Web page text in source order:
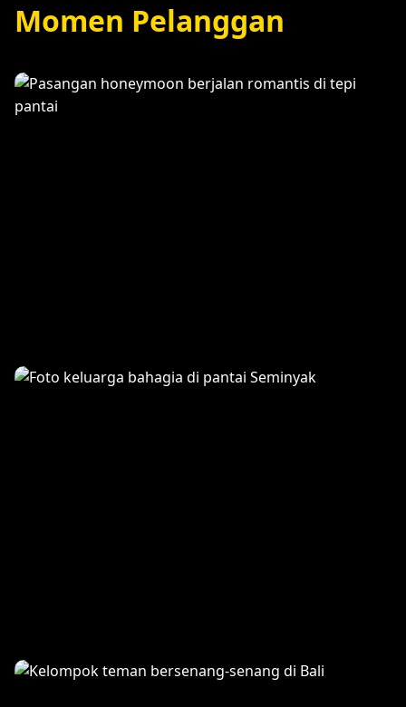
Momen Pelanggan
Honeymoon Romance
Family Memories